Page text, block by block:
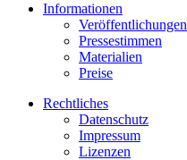
Informationen
Veröffentlichungen
Pressestimmen
Materialien
Preise
Rechtliches
Datenschutz
Impressum
Lizenzen